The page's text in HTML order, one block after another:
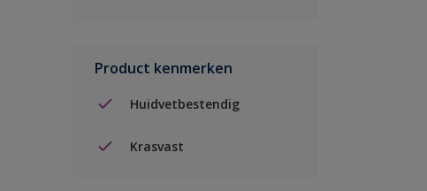
Product kenmerken
Huidvetbestendig
Krasvast